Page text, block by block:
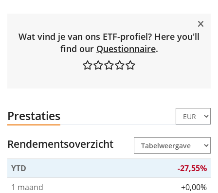
Wat vind je van ons ETF-profiel? Here you'll
find our Questionnaire.
Prestaties
Rendementsoverzicht
YTD
-27,55%
1 maand
+0,00%